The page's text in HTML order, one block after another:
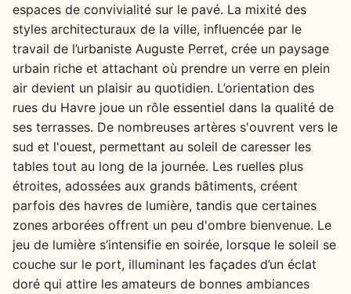
espaces de convivialité sur le pavé. La mixité des
styles architecturaux de la ville, influencée par le
travail de l’urbaniste Auguste Perret, crée un paysage
urbain riche et attachant où prendre un verre en plein
air devient un plaisir au quotidien. L’orientation des
rues du Havre joue un rôle essentiel dans la qualité de
ses terrasses. De nombreuses artères s'ouvrent vers le
sud et l'ouest, permettant au soleil de caresser les
tables tout au long de la journée. Les ruelles plus
étroites, adossées aux grands bâtiments, créent
parfois des havres de lumière, tandis que certaines
zones arborées offrent un peu d'ombre bienvenue. Le
jeu de lumière s’intensifie en soirée, lorsque le soleil se
couche sur le port, illuminant les façades d’un éclat
doré qui attire les amateurs de bonnes ambiances